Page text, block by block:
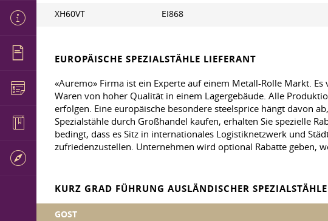
XH60VT EI868
EUROPÄISCHE SPEZIALSTÄHLE LIEFERANT
«Auremo» Firma ist ein Experte auf einem Metall-Rolle Markt.
Waren von hoher Qualität in einem Lagergebäude. Alle
erfolgen. Eine europäische besondere steelsprice hängt davon
Spezialstähle durch Großhandel kaufen, erhalten Sie spezielle
bedingt, dass es Sitz in internationales Logistiknetzwerk und
zufriedenzustellen. Unternehmen wird optional Rabatte geben,
KURZ GRAD FÜHRUNG AUSLÄNDISCHER
GOST